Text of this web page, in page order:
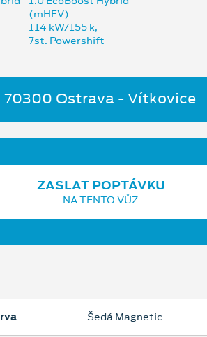
70300 Ostrava - Vítkovice
ZASLAT POPTÁVKU
NA TENTO VŮZ
Šedá Magnetic